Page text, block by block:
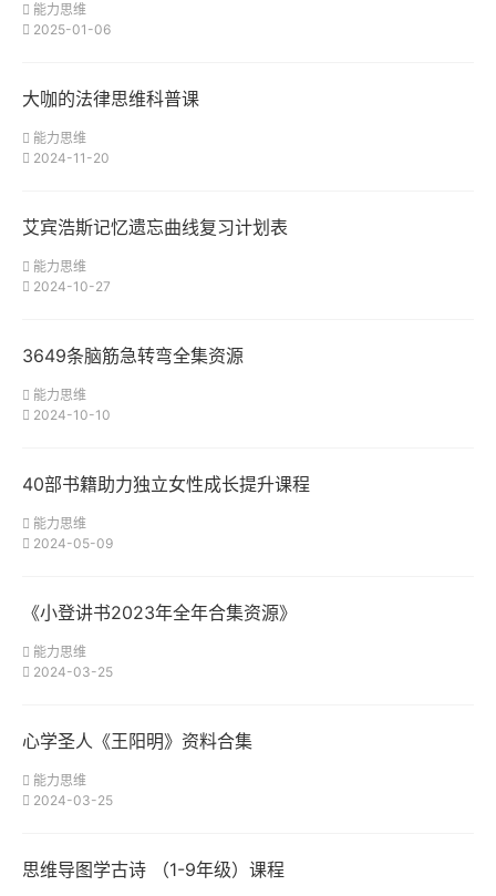
能力思维
2025-01-06
大咖的法律思维科普课
能力思维
2024-11-20
艾宾浩斯记忆遗忘曲线复习计划表
能力思维
2024-10-27
3649条脑筋急转弯全集资源
能力思维
2024-10-10
40部书籍助力独立女性成长提升课程
能力思维
2024-05-09
《小登讲书2023年全年合集资源》
能力思维
2024-03-25
心学圣人《王阳明》资料合集
能力思维
2024-03-25
思维导图学古诗 （1-9年级）课程